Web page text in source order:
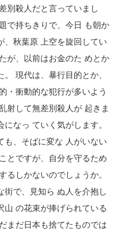
別殺人だと言っていまし
で持ちきりで、今日 も朝か
、秋葉原 上空を旋回してい
が、以前はお金のた めとか
現代は、暴行目的とか、
・衝動的な犯行が多いよう
射して無差別殺人が 起きま
なっ ていく気がします。
も、そばに変な 人がいない
とですが、自分を守るため
るしかないのでしょうか。
街で、見知ら ぬ人を介抱し
山 の花束が捧げられている
まだ日本も捨てたものでは